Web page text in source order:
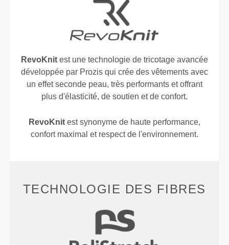
RevoKnitest une technologie de tricotage avancée
développée par Prozis qui crée des vêtements avec
un effet seconde peau, très performants et offrant
plus d'élasticité, de soutien et de confort.
RevoKnitest synonyme de haute performance,
confort maximal et respect de l'environnement.
TECHNOLOGIE DES FIBRES